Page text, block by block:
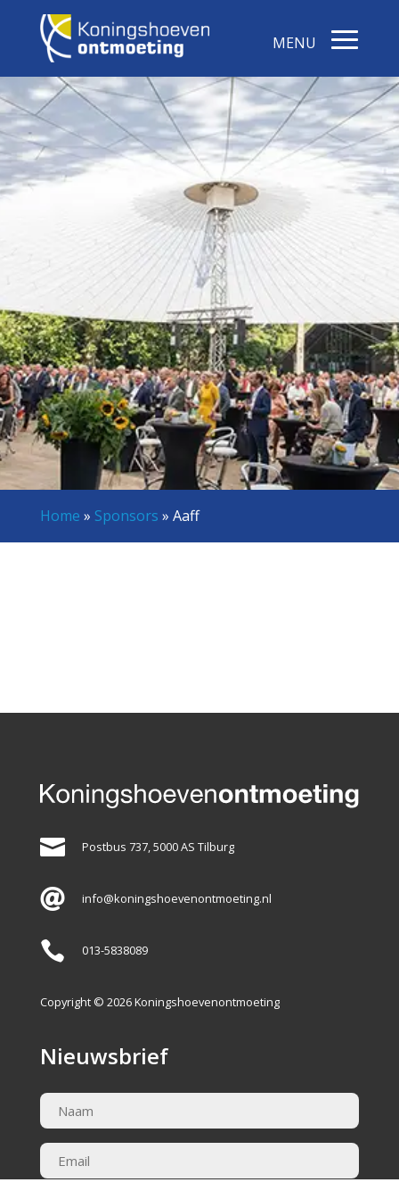
Home » Sponsors » Aaff
 Postbus 737, 5000 AS Tilburg
 info@koningshoevenontmoeting.nl
 013-5838089
Copyright © 2026 Koningshoevenontmoeting
Nieuwsbrief
Naam
Email (Vereist)